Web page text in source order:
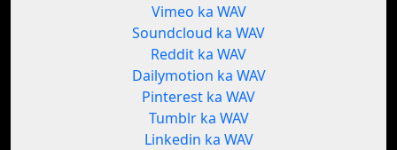
Vimeo ka WAV
Soundcloud ka WAV
Reddit ka WAV
Dailymotion ka WAV
Pinterest ka WAV
Tumblr ka WAV
Linkedin ka WAV